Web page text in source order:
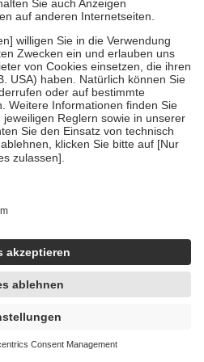
- Körperlotion 200
Warenkorb